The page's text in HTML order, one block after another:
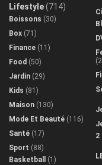
Lifestyle(714)
Boissons (30)
Box (71)
Finance (11)
Food (50)
Jardin (29)
Kids (81)
Maison (130)
Mode Et Beauté (116)
Santé (17)
Sport (88)
Basketball
(1)
2